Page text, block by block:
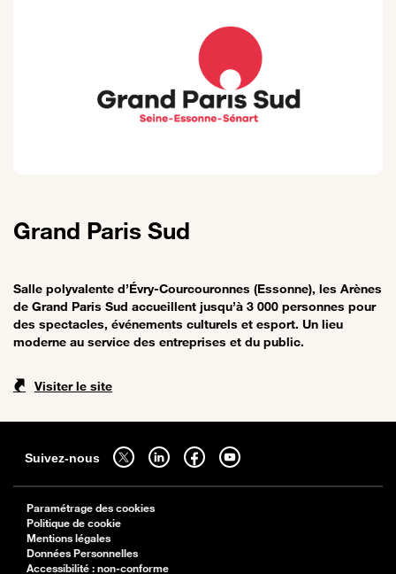
Grand Paris Sud
Salle polyvalente d’Évry-Courcouronnes (Essonne), les Arènes
de Grand Paris Sud accueillent jusqu’à 3 000 personnes pour
des spectacles, événements culturels et esport. Un lieu
moderne au service des entreprises et du public.
Visiter le site
Suivez-nous
Suivez-nous sur twitter - ouverture dans un nouvel onglet
Suivez-nous sur linkedin - ouverture dans un nouvel onglet
Suivez-nous sur facebook - ouverture dans un
Suivez-nous sur youtube - ouverture dans
Paramétrage des cookies
Politique de cookie
Mentions légales
Données Personnelles
Accessibilité : non-conforme